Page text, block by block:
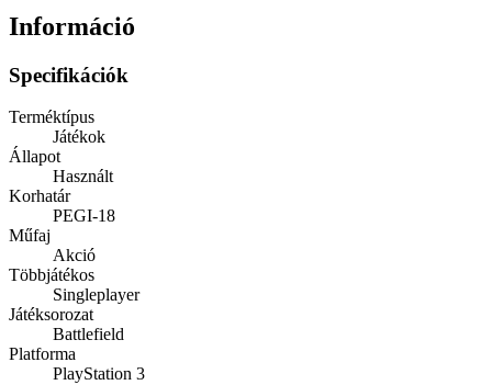
Információ
Specifikációk
Terméktípus
Játékok
Állapot
Használt
Korhatár
PEGI-18
Műfaj
Akció
Többjátékos
Singleplayer
Játéksorozat
Battlefield
Platforma
PlayStation 3